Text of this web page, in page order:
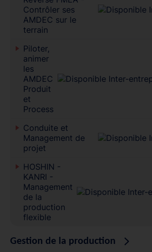
Contrôler ses
AMDEC sur le
terrain
Piloter,
animer
les
AMDEC
Produit
et
Process
Conduite et
Management de
projet
HOSHIN -
KANRI -
Management
de la
production
flexible
Gestion de la production